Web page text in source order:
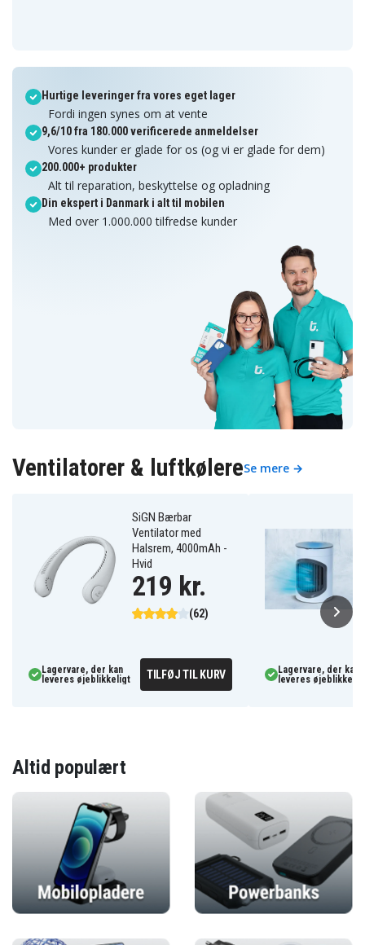
Hurtige leveringer fra vores eget lager
Fordi ingen synes om at vente
9,6/10 fra 180.000 verificerede anmeldelser
Vores kunder er glade for os (og vi er glade for dem)
200.000+ produkter
Alt til reparation, beskyttelse og opladning
Din ekspert i Danmark i alt til mobilen
Med over 1.000.000 tilfredse kunder
Ventilatorer & luftkølereSe mere →
SiGN Bærbar
Ventilator med
Halsrem, 4000mAh -
Hvid
(62)
219 kr.
Lagervare, der kan
leveres øjeblikkeligt
TILFØJ TIL KURV
Lagervare, der kan
leveres
Altid populært